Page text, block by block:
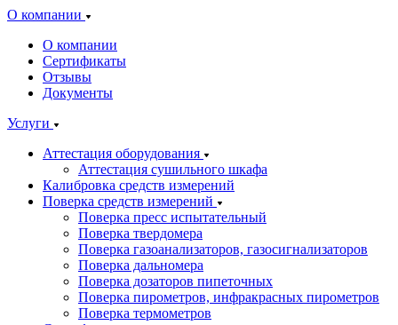
О компании
О компании
Сертификаты
Отзывы
Документы
Услуги
Аттестация оборудования
Аттестация сушильного шкафа
Калибровка средств измерений
Поверка средств измерений
Поверка пресс испытательный
Поверка твердомера
Поверка газоанализаторов, газосигнализаторов
Поверка дальномера
Поверка дозаторов пипеточных
Поверка пирометров, инфракрасных пирометров
Поверка термометров